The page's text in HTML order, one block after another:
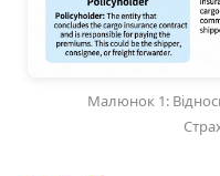
Малюнок 1: